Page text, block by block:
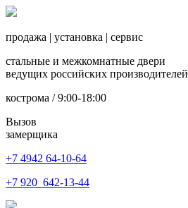
продажа | установка | сервис
стальные и межкомнатные двери
ведущих российских производителей
кострома / 9:00-18:00
Вызов
замерщика
+7 4942 64-10-64
+7 920 642-13-44